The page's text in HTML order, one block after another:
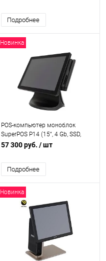
Подробнее
Новинка
POS-компьютер моноблок
SuperPOS P14 (15“, 4 Gb, SSD,
MSR, N5095, PCT, V3 stand),
57 300 руб. / шт
Подробнее
Новинка